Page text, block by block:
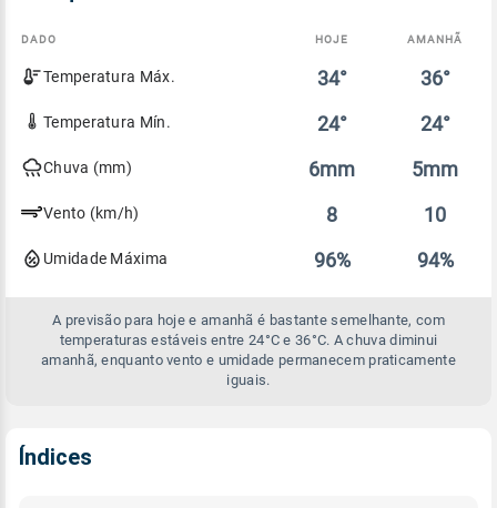
Comparativo
entre
previsão
hoje
DADO HOJE AMANHÃ
Temperatura Máx. 34° 36°
Temperatura Mín. 24° 24°
Chuva (mm) 6mm 5mm
Vento (km/h) 8 10
Umidade Máxima 96% 94%
A previsão para hoje e amanhã é bastante semelhante, com
temperaturas estáveis entre 24°C e 36°C. A chuva diminui
amanhã, enquanto vento e umidade permanecem praticamente
iguais.
Índices